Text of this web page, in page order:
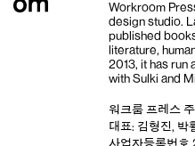
Workroom
design studio.
published
literature,
2013, it has run
with Sulki and
워크룸 프레스
대표: 김형진, 박